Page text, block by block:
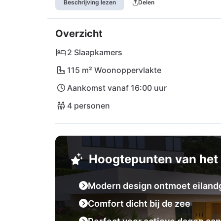
schilderachtige uitzichten en verborgen
stappen van de villa wacht de fonkelende
te ontspannen in de zon. De omgeving is
watersportfans. En als je verlangt naar een
rustige dagen, actieve avonturen en
eilandenparadijs!
Beschrijving lezen Delen
Overzicht
2 Slaapkamers
115 m² Woonoppervlakte
Aankomst vanaf 16:00 uur
4 personen
Hoogtepunten van
Modern design ontmoet
Comfort dicht bij de zee